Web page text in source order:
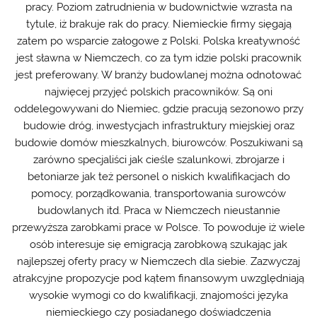
pracy. Poziom zatrudnienia w budownictwie wzrasta na
tytule, iż brakuje rak do pracy. Niemieckie firmy sięgają
zatem po wsparcie załogowe z Polski. Polska kreatywność
jest sławna w Niemczech, co za tym idzie polski pracownik
jest preferowany. W branży budowlanej można odnotować
najwięcej przyjęć polskich pracowników. Są oni
oddelegowywani do Niemiec, gdzie pracują sezonowo przy
budowie dróg, inwestycjach infrastruktury miejskiej oraz
budowie domów mieszkalnych, biurowców. Poszukiwani są
zarówno specjaliści jak cieśle szalunkowi, zbrojarze i
betoniarze jak też personel o niskich kwalifikacjach do
pomocy, porządkowania, transportowania surowców
budowlanych itd. Praca w Niemczech nieustannie
przewyższa zarobkami prace w Polsce. To powoduje iż wiele
osób interesuje się emigracją zarobkową szukając jak
najlepszej oferty pracy w Niemczech dla siebie. Zazwyczaj
atrakcyjne propozycje pod kątem finansowym uwzględniają
wysokie wymogi co do kwalifikacji, znajomości języka
niemieckiego czy posiadanego doświadczenia